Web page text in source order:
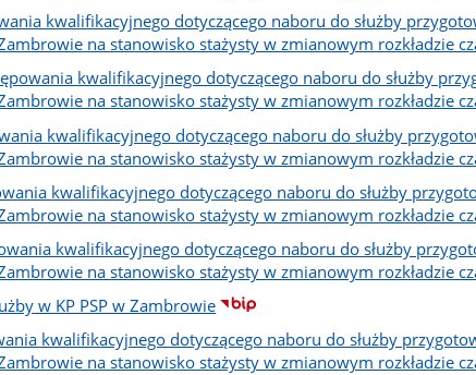
kwalifikacyjnego dotyczącego naboru do służby
na stanowisko stażysty w zmianowym rozkładzie
kwalifikacyjnego dotyczącego naboru do służby
na stanowisko stażysty w zmianowym rozkładzie
kwalifikacyjnego dotyczącego naboru do służby
na stanowisko stażysty w zmianowym rozkładzie
kwalifikacyjnego dotyczącego naboru do służby
na stanowisko stażysty w zmianowym rozkładzie
kwalifikacyjnego dotyczącego naboru do służby
na stanowisko stażysty w zmianowym rozkładzie
w KP PSP w Zambrowie
kwalifikacyjnego dotyczącego naboru do służby
na stanowisko stażysty w zmianowym rozkładzie